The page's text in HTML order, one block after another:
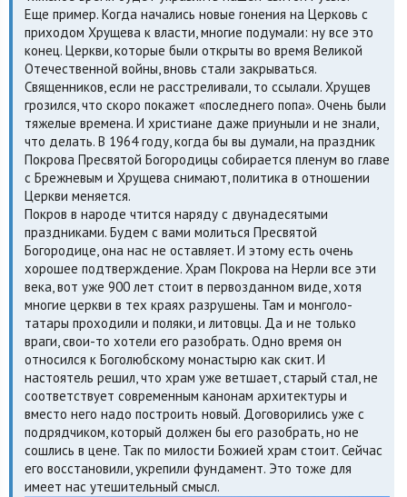
Еще пример. Когда начались новые гонения на Церковь с
приходом Хрущева к власти, многие подумали: ну все это
конец. Церкви, которые были открыты во время Великой
Отечественной войны, вновь стали закрываться.
Священников, если не расстреливали, то ссылали. Хрущев
грозился, что скоро покажет «последнего попа». Очень были
тяжелые времена. И христиане даже приуныли и не знали,
что делать. В 1964 году, когда бы вы думали, на праздник
Покрова Пресвятой Богородицы собирается пленум во главе
с Брежневым и Хрущева снимают, политика в отношении
Церкви меняется.
Покров в народе чтится наряду с двунадесятыми
праздниками. Будем с вами молиться Пресвятой
Богородице, она нас не оставляет. И этому есть очень
хорошее подтверждение. Храм Покрова на Нерли все эти
века, вот уже 900 лет стоит в первозданном виде, хотя
многие церкви в тех краях разрушены. Там и монголо-
татары проходили и поляки, и литовцы. Да и не только
враги, свои-то хотели его разобрать. Одно время он
относился к Боголюбскому монастырю как скит. И
настоятель решил, что храм уже ветшает, старый стал, не
соответствует современным канонам архитектуры и
вместо него надо построить новый. Договорились уже с
подрядчиком, который должен бы его разобрать, но не
сошлись в цене. Так по милости Божией храм стоит. Сейчас
его восстановили, укрепили фундамент. Это тоже для
имеет нас утешительный смысл.